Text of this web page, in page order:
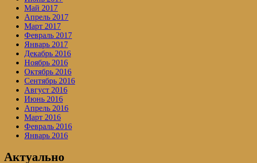
Май 2017
Апрель 2017
Март 2017
Февраль 2017
Январь 2017
Декабрь 2016
Ноябрь 2016
Октябрь 2016
Сентябрь 2016
Август 2016
Июнь 2016
Апрель 2016
Март 2016
Февраль 2016
Январь 2016
Актуально